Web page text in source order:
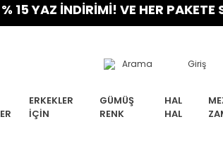
İNDİRİMİ! VE HER PAKETE
Arama Giriş
ERKEKLER
İÇIN
GÜMÜŞ
RENK
HAL
HAL